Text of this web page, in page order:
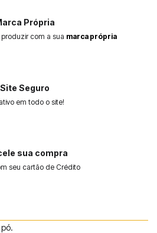
Própria
com a sua marca própria
Site Seguro
em todo o site!
sua compra
seu cartão de Crédito